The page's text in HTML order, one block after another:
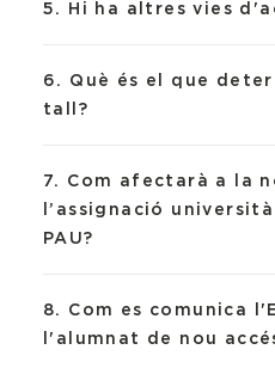
5. Hi ha altres vies
6. Què és el que
tall?
7. Com afectarà a la
l’assignació
PAU?
8. Com es comunica
l'alumnat de nou